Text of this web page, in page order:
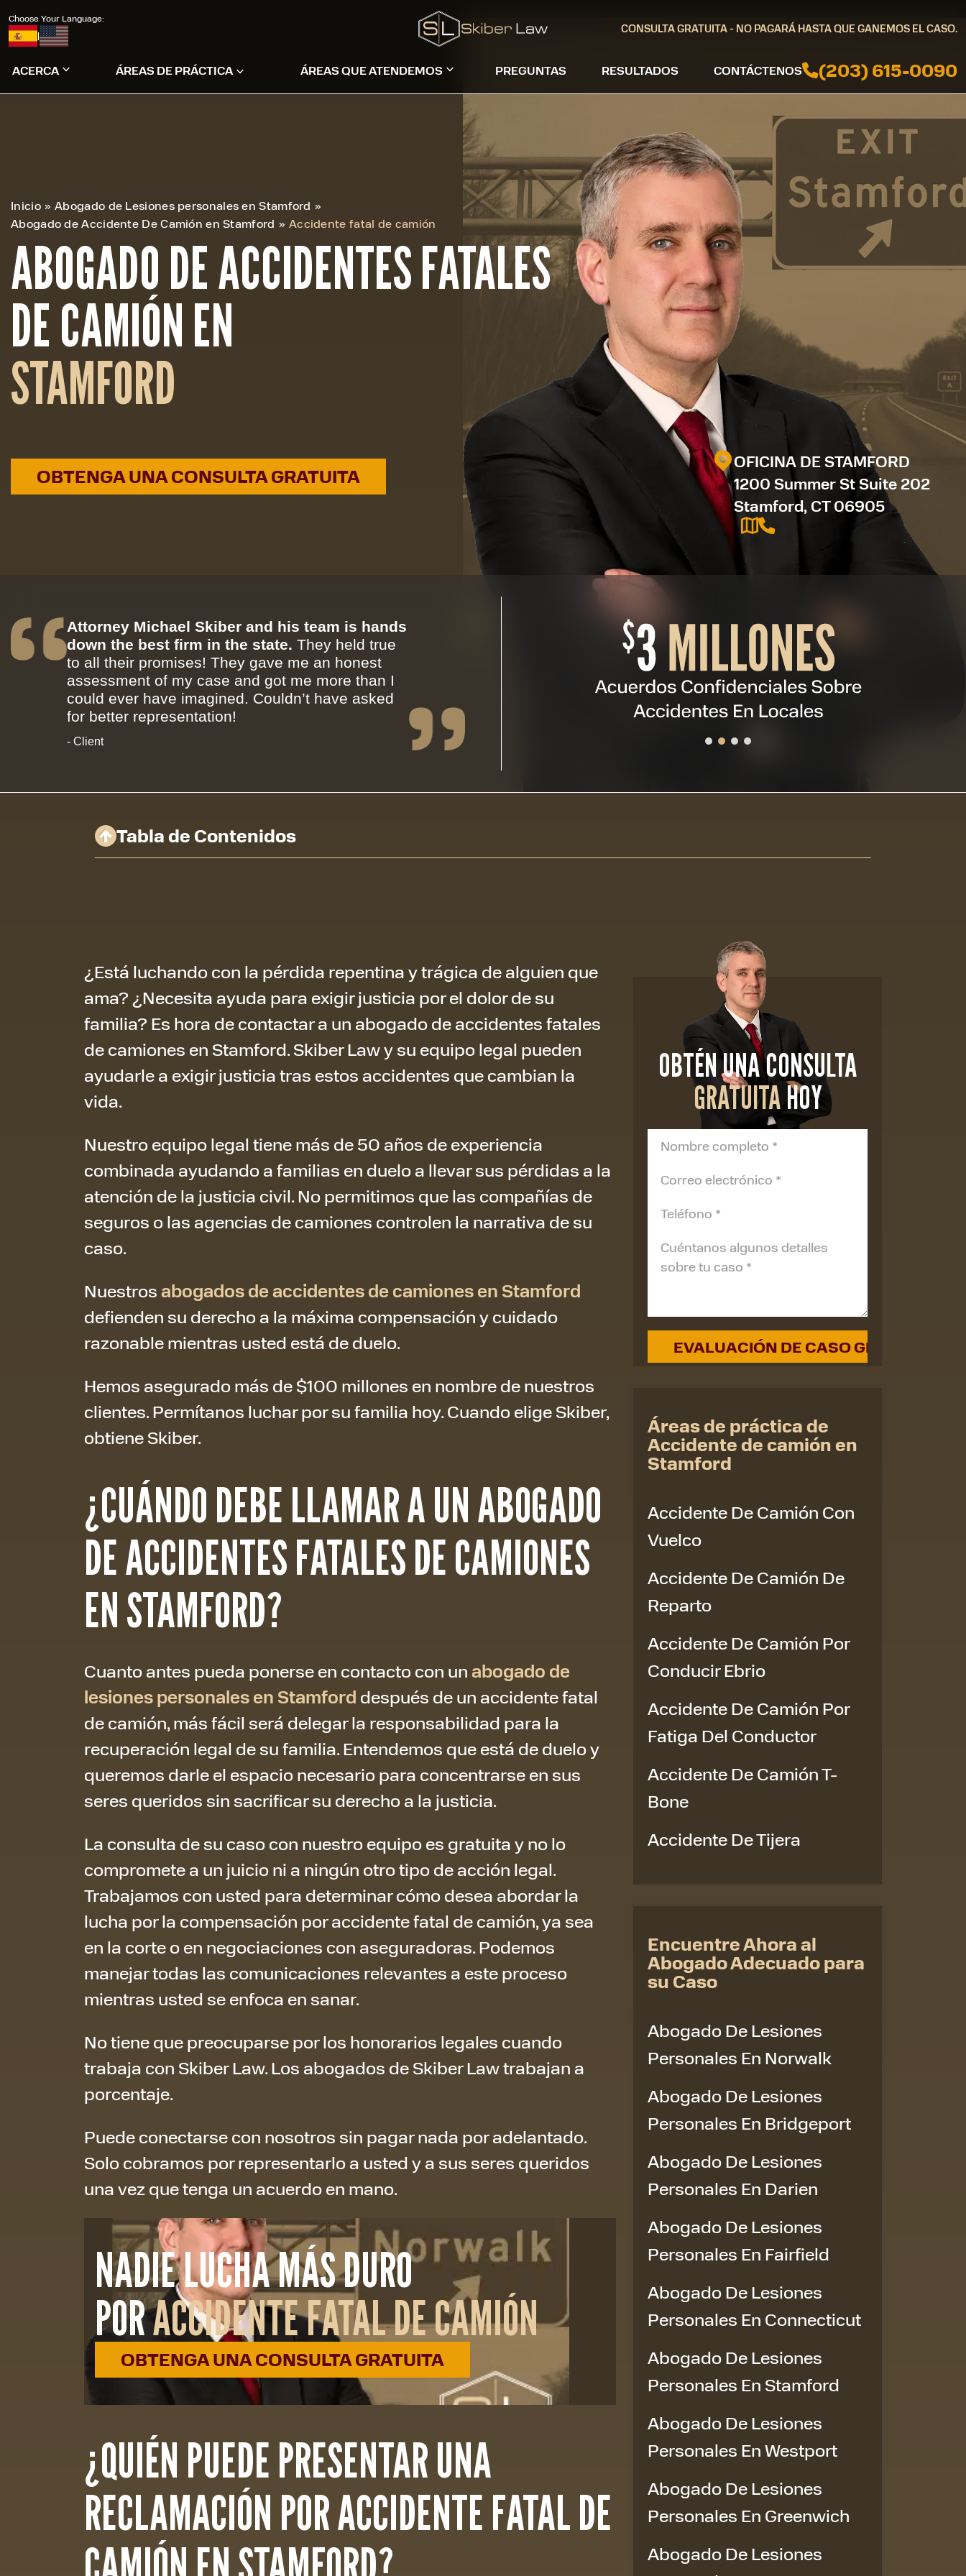
Choose Your Language:
|
CONSULTA GRATUITA - NO PAGARÁ HASTA QUE GANEMOS EL CASO.
ACERCA ÁREAS DE PRÁCTICA ÁREAS QUE ATENDEMOS PREGUNTAS RESULTADOS CONTÁCTENOS (203) 615-0090
Inicio » Abogado de Lesiones personales en Stamford »
Abogado de Accidente De Camión en Stamford » Accidente fatal de camión
ABOGADO DE ACCIDENTES FATALES
DE CAMIÓN EN
STAMFORD
OBTENGA UNA CONSULTA GRATUITA
OFICINA DE STAMFORD
1200 Summer St Suite 202
Stamford, CT 06905
Attorney Michael Skiber and his team is hands
down the best firm in the state. They held true
to all their promises! They gave me an honest
assessment of my case and got me more than I
could ever have imagined. Couldn’t have asked
for better representation!
- Client
Tabla de Contenidos
¿Está luchando con la pérdida repentina y trágica de alguien que
ama? ¿Necesita ayuda para exigir justicia por el dolor de su
familia? Es hora de contactar a un abogado de accidentes fatales
de camiones en Stamford. Skiber Law y su equipo legal pueden
ayudarle a exigir justicia tras estos accidentes que cambian la
vida.
Nuestro equipo legal tiene más de 50 años de experiencia
combinada ayudando a familias en duelo a llevar sus pérdidas a la
atención de la justicia civil. No permitimos que las compañías de
seguros o las agencias de camiones controlen la narrativa de su
caso.
Nuestrosabogados de accidentes de camiones en Stamford
defienden su derecho a la máxima compensación y cuidado
razonable mientras usted está de duelo.
Hemos asegurado más de $100 millones en nombre de nuestros
clientes. Permítanos luchar por su familia hoy. Cuando elige Skiber,
obtiene Skiber.
¿CUÁNDO DEBE LLAMAR A UN ABOGADO
DE ACCIDENTES FATALES DE CAMIONES
EN STAMFORD?
Cuanto antes pueda ponerse en contacto con un abogado de
lesiones personales en Stamford después de un accidente fatal
de camión, más fácil será delegar la responsabilidad para la
recuperación legal de su familia. Entendemos que está de duelo y
queremos darle el espacio necesario para concentrarse en sus
seres queridos sin sacrificar su derecho a la justicia.
La consulta de su caso con nuestro equipo es gratuita y no lo
compromete a un juicio ni a ningún otro tipo de acción legal.
Trabajamos con usted para determinar cómo desea abordar la
lucha por la compensación por accidente fatal de camión, ya sea
en la corte o en negociaciones con aseguradoras. Podemos
manejar todas las comunicaciones relevantes a este proceso
mientras usted se enfoca en sanar.
No tiene que preocuparse por los honorarios legales cuando
trabaja con Skiber Law. Los abogados de Skiber Law trabajan a
porcentaje.
Puede conectarse con nosotros sin pagar nada por adelantado.
Solo cobramos por representarlo a usted y a sus seres queridos
una vez que tenga un acuerdo en mano.
NADIE LUCHA MÁS DURO
PORACCIDENTE FATAL DE CAMIÓN
OBTENGA UNA CONSULTA GRATUITA
¿QUIÉN PUEDE PRESENTAR UNA
RECLAMACIÓN POR ACCIDENTE FATAL DE
OBTÉN UNA CONSULTA
GRATUITAHOY
Áreas de práctica de
Accidente de camión en
Stamford
Accidente De Camión Con
Vuelco
Accidente De Camión De
Reparto
Accidente De Camión Por
Conducir Ebrio
Accidente De Camión Por
Fatiga Del Conductor
Accidente De Camión T-
Bone
Accidente De Tijera
Encuentre Ahora al
Abogado Adecuado para
su Caso
Abogado De Lesiones
Personales En Norwalk
Abogado De Lesiones
Personales En Bridgeport
Abogado De Lesiones
Personales En Darien
Abogado De Lesiones
Personales En Fairfield
Abogado De Lesiones
Personales En Connecticut
Abogado De Lesiones
Personales En Stamford
Abogado De Lesiones
Personales En Westport
Abogado De Lesiones
Personales En Greenwich
Abogado De Lesiones